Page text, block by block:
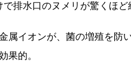
排水口のヌメリが驚くほ
属イオンが、菌の増殖を防
果的。